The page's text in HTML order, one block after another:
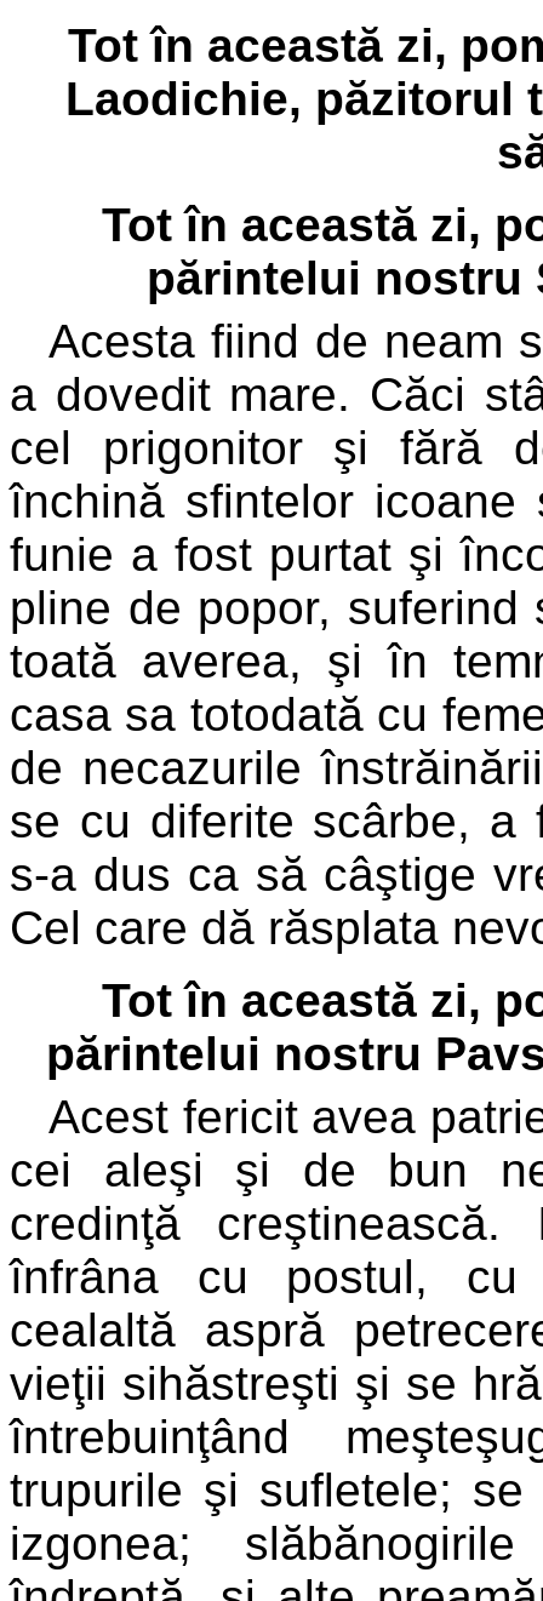
Tot în această zi,
Laodichie, păzitorul
Tot în această zi,
părintelui nostru
Acesta fiind de neam
a dovedit mare. Căci
cel prigonitor şi fără
închină sfintelor
funie a fost purtat şi
pline de popor,
toată averea, şi în
casa sa totodată cu
de necazurile
se cu diferite scârbe, a
s-a dus ca să câştige
Cel care dă răsplata
Tot în această zi,
părintelui nostru
Acest fericit avea
cei aleşi şi de bun
credinţă
înfrâna cu postul, cu
cealaltă aspră
vieţii sihăstreşti şi se
întrebuinţând
trupurile şi sufletele;
izgonea;